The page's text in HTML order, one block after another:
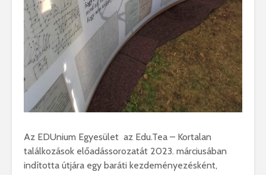
Az EDUnium Egyesület az Edu.Tea – Kortalan
találkozások előadássorozatát 2023. márciusában
indította útjára egy baráti kezdeményezésként,